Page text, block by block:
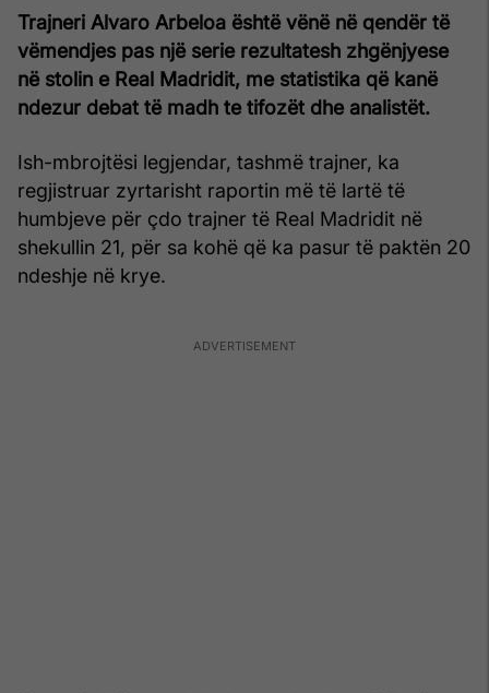
Trajneri Alvaro Arbeloa është vënë në qendër të
vëmendjes pas një serie rezultatesh zhgënjyese
në stolin e Real Madridit, me statistika që kanë
ndezur debat të madh te tifozët dhe analistët.
Ish-mbrojtësi legjendar, tashmë trajner, ka
regjistruar zyrtarisht raportin më të lartë të
humbjeve për çdo trajner të Real Madridit në
shekullin 21, për sa kohë që ka pasur të paktën 20
ndeshje në krye.